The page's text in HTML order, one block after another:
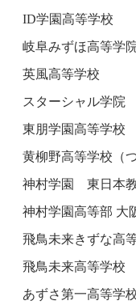
ID学園高等学校
岐阜みずほ高等学
英風高等学校
スターシャル学院
東朋学園高等学校
黄柳野高等学校（
神村学園 東日本
神村学園高等部 大
飛鳥未来きずな高
飛鳥未来高等学校
あずさ第一高等学